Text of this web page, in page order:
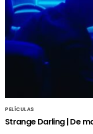
PELÍCULAS
Strange Darling | De